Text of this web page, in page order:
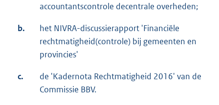
accountantscontrole decentrale overheden;
b.
het NIVRA-discussierapport 'Financiële
rechtmatigheid(controle) bij gemeenten en
provincies'
c.
de 'Kadernota Rechtmatigheid 2016' van de
Commissie BBV.